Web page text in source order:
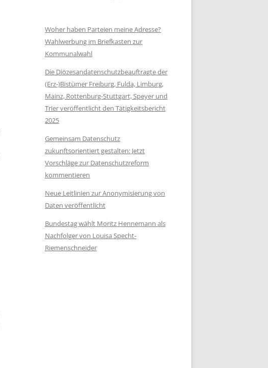
Woher haben Parteien meine Adresse?
Wahlwerbung im Briefkasten zur
Kommunalwahl
Die Diözesandatenschutzbeauftragte der
(Erz-)Bistümer Freiburg, Fulda, Limburg,
Mainz, Rottenburg-Stuttgart, Speyer und
Trier veröffentlicht den Tätigkeitsbericht
2025
Gemeinsam Datenschutz
zukunftsorientiert gestalten: Jetzt
Vorschläge zur Datenschutzreform
kommentieren
Neue Leitlinien zur Anonymisierung von
Daten veröffentlicht
Bundestag wählt Moritz Hennemann als
Nachfolger von Louisa Specht-
Riemenschneider